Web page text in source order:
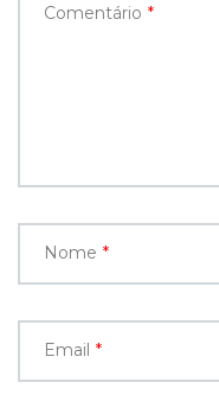
Comentário *
Nome *
Email *